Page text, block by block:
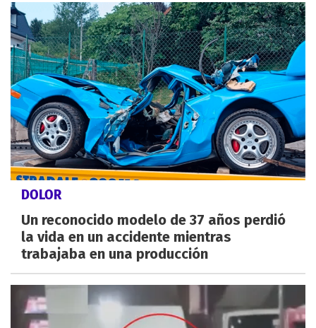
DOLOR
Un reconocido modelo de 37 años perdió
la vida en un accidente mientras
trabajaba en una producción